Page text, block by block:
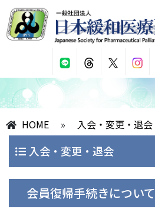
HOME » 入会・変更・退会
入会・変更・退会
会員復帰手続きについて